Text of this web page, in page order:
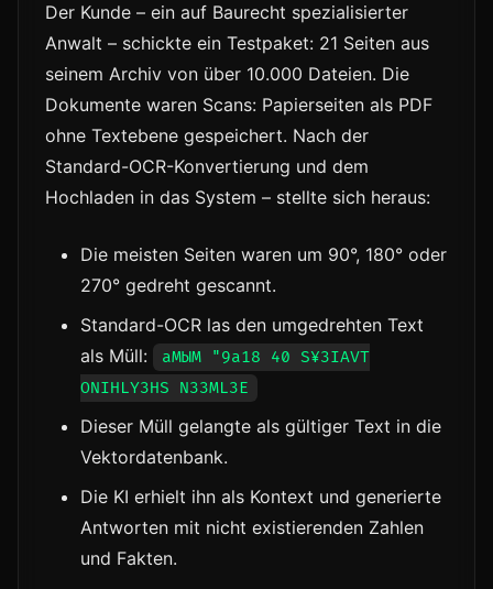
Der Kunde – ein auf Baurecht spezialisierter
Anwalt – schickte ein Testpaket: 21 Seiten aus
seinem Archiv von über 10.000 Dateien. Die
Dokumente waren Scans: Papierseiten als PDF
ohne Textebene gespeichert. Nach der
Standard-OCR-Konvertierung und dem
Hochladen in das System – stellte sich heraus:
Die meisten Seiten waren um 90°, 180° oder
270° gedreht gescannt.
Standard-OCR las den umgedrehten Text
als Müll:
аМЫМ "9a18 40 S¥3IAVT
ONIHLY3HS N33ML3E
Dieser Müll gelangte als gültiger Text in die
Vektordatenbank.
Die KI erhielt ihn als Kontext und generierte
Antworten mit nicht existierenden Zahlen
und Fakten.